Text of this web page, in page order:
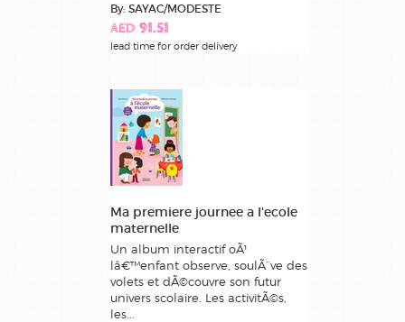
By: SAYAC/MODESTE
AED 91.51
lead time for order delivery
Ma premiere journee a l'ecole
maternelle
Un album interactif oÃ¹
lâ€™enfant observe, soulÃ¨ve des
volets et dÃ©couvre son futur
univers scolaire. Les activitÃ©s,
les...